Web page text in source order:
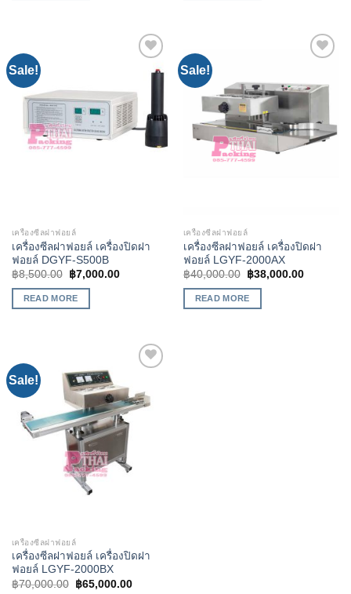
Sale!
Add to
เครื่องซีลฝาฟอยล์
เครื่องซีลฝาฟอยล์ เครื่องปิดฝา
ฟอยล์ DGYF-S500B
฿8,500.00 ฿7,000.00
READ MORE
Sale!
เครื่องซีลฝาฟอยล์
เครื่องซีลฝาฟอยล์ เครื่องปิดฝา
ฟอยล์ LGYF-2000AX
฿40,000.00 ฿38,000.00
READ MORE
Sale!
Wishlist
เครื่องซีลฝาฟอยล์
เครื่องซีลฝาฟอยล์ เครื่องปิดฝา
ฟอยล์ LGYF-2000BX
฿70,000.00 ฿65,000.00